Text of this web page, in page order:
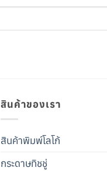
สินค้าของเรา
สินค้าพิมพ์โลโก้
กระดาษทิชชู่